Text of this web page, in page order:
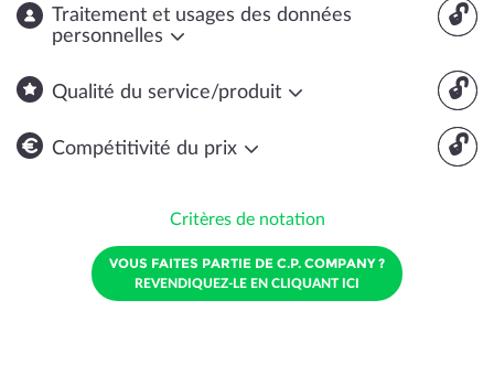
🔓
Traitement et usages des données
personnelles
🔓
Qualité du service/produit
🔓
Compétitivité du prix
Critères de notation
VOUS FAITES PARTIE DE C.P. COMPANY ?
REVENDIQUEZ-LE EN CLIQUANT ICI